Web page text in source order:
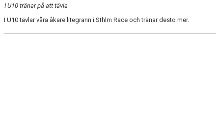
I U10 tränar på att tävla
I U10 tävlar våra åkare litegrann i Sthlm Race och tränar desto mer.